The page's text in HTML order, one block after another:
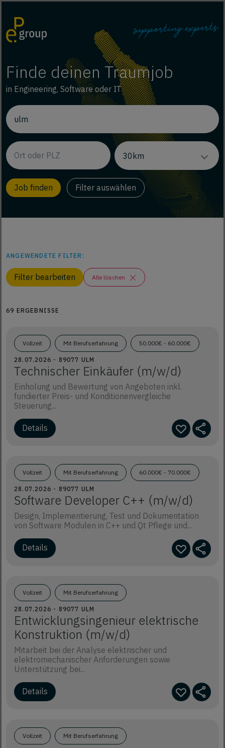
Finde deinen Traumjob
in Engineering, Software oder IT
Filter auswählen
ANGEWENDETE FILTER:
Filter bearbeiten Alle löschen
69 ERGEBNISSE
Vollzeit Mit Berufserfahrung 50.000€ - 60.000€
28.07.2026 - 89077 ULM
Technischer Einkäufer (m/w/d)
Einholung und Bewertung von Angeboten inkl.
fundierter Preis- und Konditionenvergleiche
Steuerung...
Details
Vollzeit Mit Berufserfahrung 60.000€ - 70.000€
28.07.2026 - 89077 ULM
Software Developer C++ (m/w/d)
Design, Implementierung, Test und Dokumentation
von Software Modulen in C++ und Qt Pflege und...
Details
Vollzeit Mit Berufserfahrung
28.07.2026 - 89077 ULM
Entwicklungsingenieur elektrische
Konstruktion (m/w/d)
Mitarbeit bei der Analyse elektrischer und
elektromechanischer Anforderungen sowie
Unterstützung bei...
Details
Vollzeit Mit Berufserfahrung